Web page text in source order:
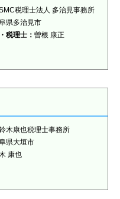
税理士法人 多治見事務所
県多治見市
税理士： 曽根 康正
木康也税理士事務所
県大垣市
康也